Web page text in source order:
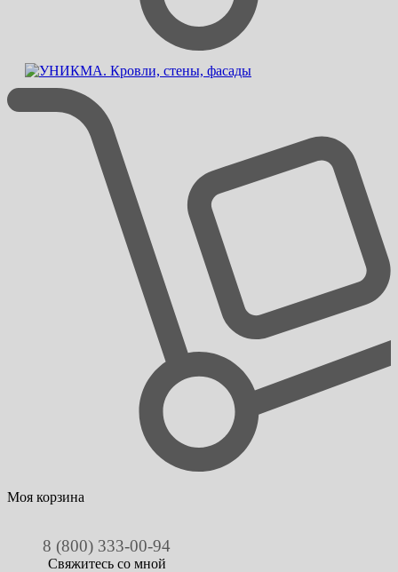
Моя корзина
8 (800) 333-00-94
Свяжитесь со мной